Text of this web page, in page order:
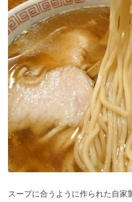
スープに合うように作られた自家